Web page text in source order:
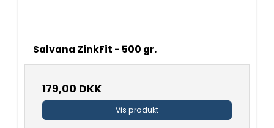
Salvana ZinkFit - 500 gr.
179,00 DKK
Vis produkt